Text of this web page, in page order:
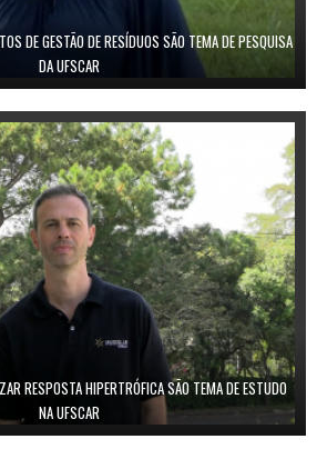
DE GESTÃO DE RESÍDUOS SÃO TEMA DE PESQUISA
DA UFSCAR
RESPOSTA HIPERTRÓFICA SÃO TEMA DE ESTUDO
NA UFSCAR